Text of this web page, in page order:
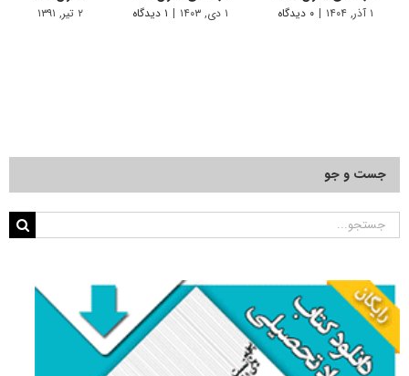
۱ آذر, ۱۴۰۴ | ۰ دیدگاه ۱ دی, ۱۴۰۳ | ۱ دیدگاه ۲ تیر, ۱۳۹۱
جست و جو
جستجو